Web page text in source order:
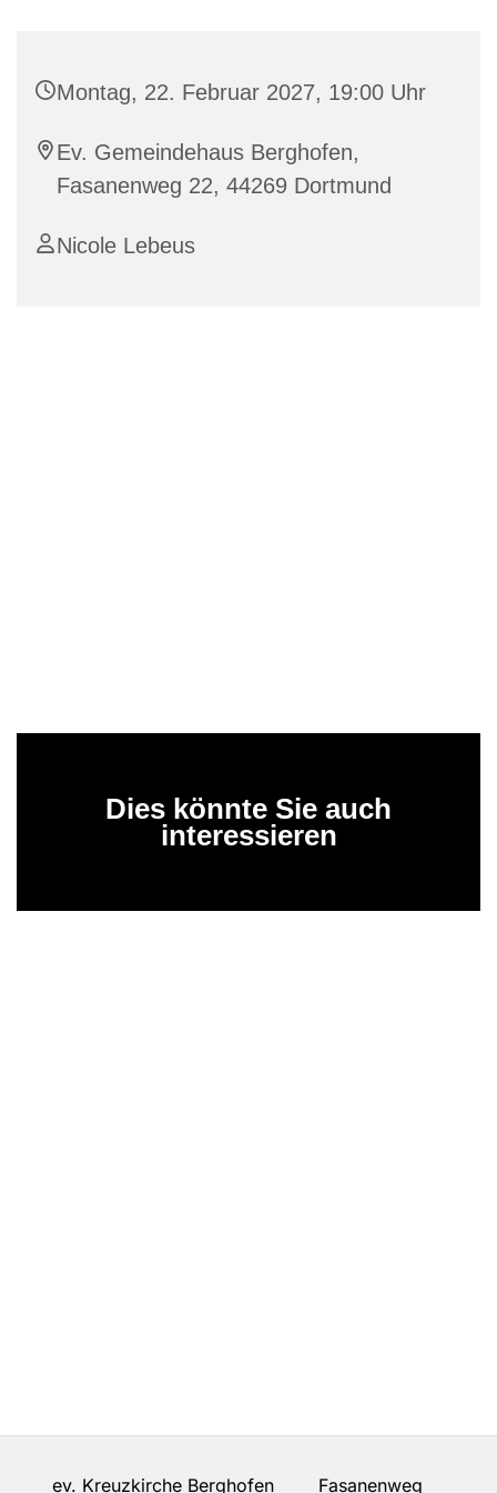
Montag, 22. Februar 2027, 19:00 Uhr
Ev. Gemeindehaus Berghofen,
Fasanenweg 22, 44269 Dortmund
Nicole Lebeus
Dies könnte Sie auch
interessieren
ev. Kreuzkirche Berghofen Fasanenweg